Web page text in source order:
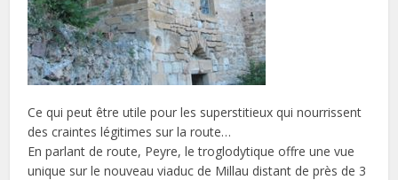
Ce qui peut être utile pour les superstitieux qui nourrissent
des craintes légitimes sur la route…
En parlant de route, Peyre, le troglodytique offre une vue
unique sur le nouveau viaduc de Millau distant de près de 3